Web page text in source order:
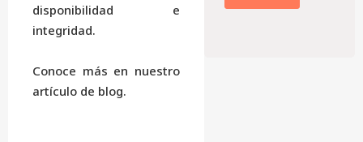
disponibilidad e
integridad.
Conoce más en nuestro
artículo de blog.